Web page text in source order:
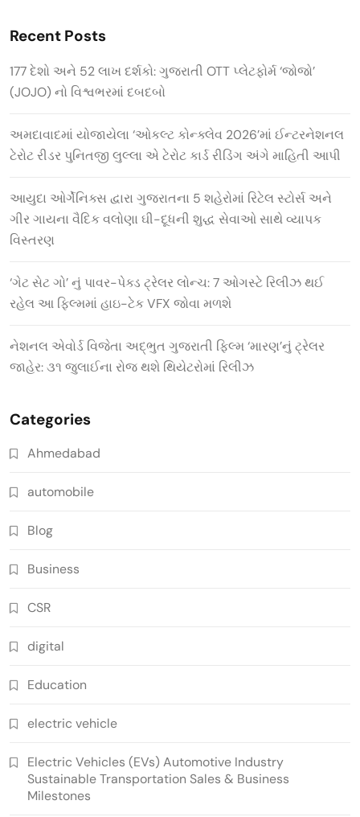
Recent Posts
177 દેશો અને 52 લાખ દર્શકો: ગુજરાતી OTT પ્લેટફોર્મ ‘જોજો’
(JOJO) નો વિશ્વભરમાં દબદબો
અમદાવાદમાં યોજાયેલા ‘ઓકલ્ટ કોન્ક્લેવ 2026’માં ઈન્ટરનેશનલ
ટેરોટ રીડર પુનિતજી લુલ્લા એ ટેરોટ કાર્ડ રીડિંગ અંગે માહિતી આપી
આયુદા ઓર્ગેનિક્સ દ્વારા ગુજરાતના 5 શહેરોમાં રિટેલ સ્ટોર્સ અને
ગીર ગાયના વૈદિક વલોણા ઘી-દૂધની શુદ્ધ સેવાઓ સાથે વ્યાપક
વિસ્તરણ
‘ગેટ સેટ ગો’ નું પાવર-પેક્ડ ટ્રેલર લોન્ચ: 7 ઓગસ્ટે રિલીઝ થઈ
રહેલ આ ફિલ્મમાં હાઇ-ટેક VFX જોવા મળશે
નેશનલ એવોર્ડ વિજેતા અદ્ભુત ગુજરાતી ફિલ્મ ‘મારણ’નું ટ્રેલર
જાહેર: ૩૧ જુલાઈના રોજ થશે થિયેટરોમાં રિલીઝ
Categories
Ahmedabad
automobile
Blog
Business
CSR
digital
Education
electric vehicle
Electric Vehicles (EVs) Automotive Industry
Sustainable Transportation Sales & Business
Milestones